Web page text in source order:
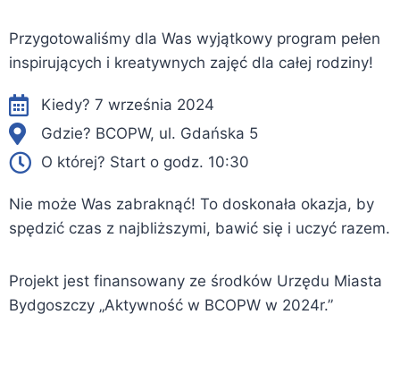
Przygotowaliśmy dla Was wyjątkowy program pełen
inspirujących i kreatywnych zajęć dla całej rodziny!
Kiedy? 7 września 2024
Gdzie? BCOPW, ul. Gdańska 5
O której? Start o godz. 10:30
Nie może Was zabraknąć! To doskonała okazja, by
spędzić czas z najbliższymi, bawić się i uczyć razem.
Projekt jest finansowany ze środków Urzędu Miasta
Bydgoszczy „Aktywność w BCOPW w 2024r.”